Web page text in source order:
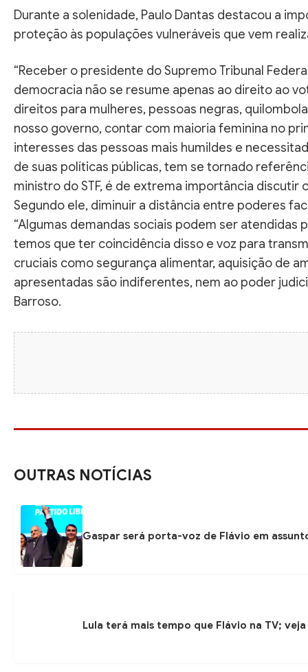
Durante a solenidade, Paulo Dantas destacou a
proteção às populações vulneráveis que vem
“Receber o presidente do Supremo Tribunal
democracia não se resume apenas ao direito ao
direitos para mulheres, pessoas negras,
nosso governo, contar com maioria feminina no
interesses das pessoas mais humildes e
de suas políticas públicas, tem se tornado
ministro do STF, é de extrema importância
Segundo ele, diminuir a distância entre poderes
“Algumas demandas sociais podem ser
temos que ter coincidência disso e voz para
cruciais como segurança alimentar, aquisição de
apresentadas são indiferentes, nem ao poder
Barroso.
OUTRAS NOTÍCIAS
Gaspar será porta-voz de Flávio em
Lula terá mais tempo que Flávio na TV;